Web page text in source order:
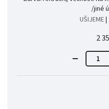
/jiné
UŠIJEME|
2